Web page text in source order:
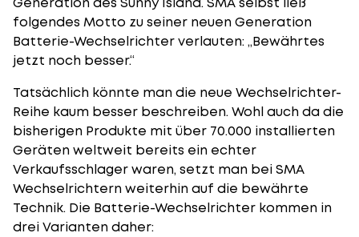
folgendes Motto zu seiner neuen Generation
Batterie-Wechselrichter verlauten: „Bewährtes
jetzt noch besser.“
Tatsächlich könnte man die neue Wechselrichter-
Reihe kaum besser beschreiben. Wohl auch da die
bisherigen Produkte mit über 70.000 installierten
Geräten weltweit bereits ein echter
Verkaufsschlager waren, setzt man bei SMA
Wechselrichtern weiterhin auf die bewährte
Technik. Die Batterie-Wechselrichter kommen in
drei Varianten daher: